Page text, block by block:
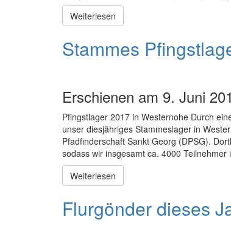
Weiterlesen
Stammes
Erschienen am 9. Juni
Pfingstlager 2017 in Westernohe Durch
unser diesjähriges Stammeslager in
Pfadfinderschaft Sankt Georg (DPSG).
sodass wir insgesamt ca. 4000
Weiterlesen
Flurgönder dieses